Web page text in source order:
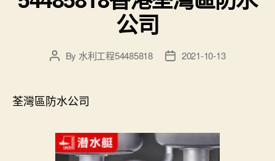
公司
PostBy 水利工程54485818
Post2021-10-13
荃灣區防水公司